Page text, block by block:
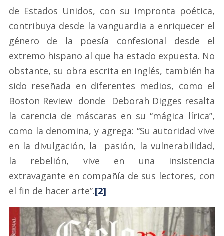
de Estados Unidos, con su impronta poética,
contribuya desde la vanguardia a enriquecer el
género de la poesía confesional desde el
extremo hispano al que ha estado expuesta. No
obstante, su obra escrita en inglés, también ha
sido reseñada en diferentes medios, como el
Boston Review donde Deborah Digges resalta
la carencia de máscaras en su “mágica lírica”,
como la denomina, y agrega: “Su autoridad vive
en la divulgación, la pasión, la vulnerabilidad,
la rebelión, vive en una insistencia
extravagante en compañía de sus lectores, con
el fin de hacer arte”.[2]